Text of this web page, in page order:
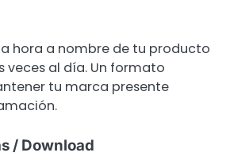
hora a nombre de tu producto
veces al día. Un formato
tu marca presente
/ Download